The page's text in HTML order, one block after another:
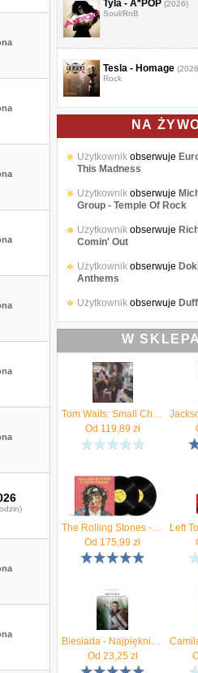
Tyla - A*POP (2026)
Soul/RnB
Tesla - Homage
Rock
NA
Użytkownik obserwuje
This Madness
Użytkownik obserwuje
Group - Temple Of Rock
Użytkownik obserwuje
Comin' Out
Użytkownik obserwuje
Anthems
Użytkownik obserwuje
Użytkownikobserwuje
This Madness
Użytkownikobserwuje
Titans 1976-2026
Użytkownikobserwuje
Jetsam - Rats In The
Użytkownikobserwuje
Użytkownik skomentował
Watch
Użytkownik obserwuje
This Madness
Użytkownikobserwuje
Użytkownikobserwuje
Titans 1976-2026
Użytkownikobserwuje
W
Tom Waits: Small Change (Remastered) [Winyl]
Od 119,89 zł
The Rolling Stones - Foreign Tongues (2xWinyl)
Od 175,99 zł
Biesiada - Najpiękniejsze utwory biesiadne
Od 23,25zł